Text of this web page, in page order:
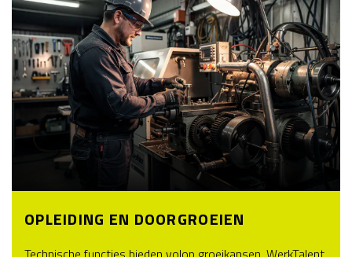
OPLEIDING EN DOORGROEIEN